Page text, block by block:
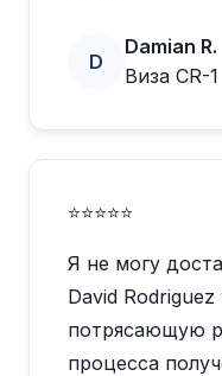
D
Damian R.
Виза CR-1
⭐⭐⭐⭐⭐
Я не могу
David
потрясающую
процесса